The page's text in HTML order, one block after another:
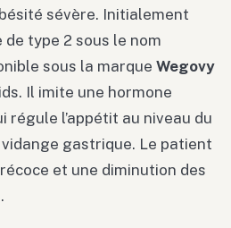
sévère. Initialement
type 2 sous le nom
sous la marque Wegovy
Il imite une hormone
régule l’appétit au niveau du
gastrique. Le patient
et une diminution des